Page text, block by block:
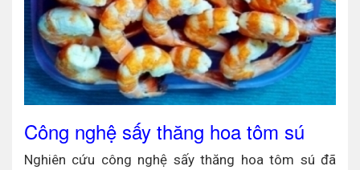
Công nghệ sấy thăng hoa tôm sú
Nghiên cứu công nghệ sấy thăng hoa tôm sú đã